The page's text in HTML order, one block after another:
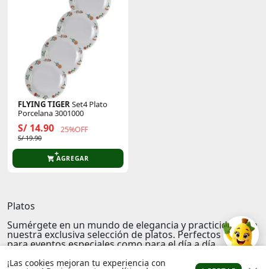
FLYING TIGERSet4 Plato
Porcelana 3001000
S/ 14.90 25%OFF
S/ 19.90
AGREGAR
Platos
Sumérgete en un mundo de elegancia y practicidad con
nuestra exclusiva selección de platos. Perfectos tanto
para eventos especiales como para el día a día,
y estilo. Disfruta de la comodidad que solo nuestros
¡Las cookies mejoran tu experiencia con